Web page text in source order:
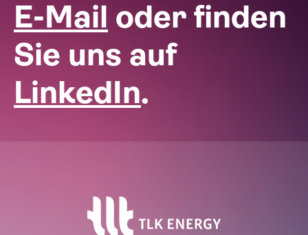
E-Mail oder finden
Sie uns auf
LinkedIn.